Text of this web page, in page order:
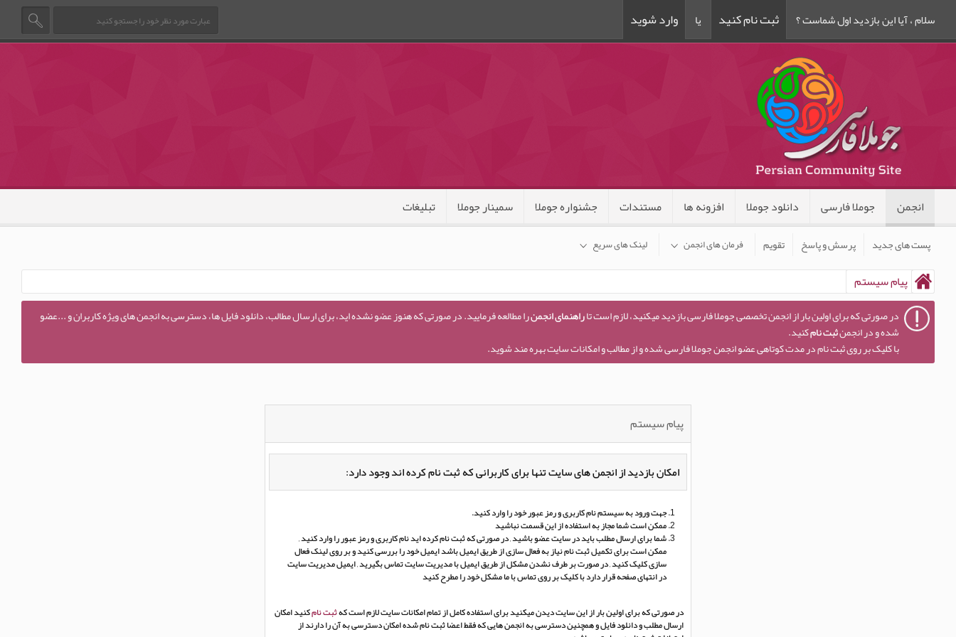
سلام ، آیا این بازدید اول شماست ؟ ثبت نام کنید یا وارد شوید
انجمن
پست های جدید پرسش و پاسخ تقویم فرمان های انجمن لینک های سریع
جوملا فارسی دانلود جوملا افزونه ها مستندات جشنواره جوملا سمینار جوملا تبلیغات
پیام سیستم
در صورتی که برای اولین بار از انجمن تخصصی جوملا فارسی بازدید میکنید، لازم است تاراهنمای انجمنرا مطالعه فرمایید. در صورتی که هنوز عضو نشده اید، برای ارسال مطالب، دانلود فایل ها، دسترسی به انجمن های ویژه کاربران و ...عضو
شده و در انجمنثبت نامکنید.
با کلیک بر روی ثبت نام در مدت کوتاهی عضو انجمن جوملا فارسی شده و از مطالب و امکانات سایت بهره مند شوید.
پیام سیستم
امکان بازدید از انجمن های سایت تنها برای کاربرانی که ثبت نام کرده اند وجود دارد:
جهت ورود به سیستم نام کاربری و رمز عبور خود را وارد کنید.
ممکن است شما مجاز به استفاده از این قسمت نباشید
شما برای ارسال مطلب باید در سایت عضو باشید , در صورتی که ثبت نام کرده اید نام کاربری و رمز عبور را وارد کنید ,
ممکن است برای تکمیل ثبت نام نیاز به فعال سازی از طریق ایمیل باشد ایمیل خود را بررسی کنید و بر روی لینک فعال
سازی کلیک کنید , در صورت بر طرف نشدن مشکل از طریق ایمیل با مدیریت سایت تماس بگیرید , ایمیل مدیریت سایت
در انتهای صفحه قرار دارد با کلیک بر روی تماس با ما مشکل خود را مطرح کنید
در صورتی که برای اولین بار از این سایت دیدن میکنید برای استفاده کامل از تمام امکانات سایت لازم است کهثبت نامکنید امکان
ارسال مطلب و دانلود فایل و همچنین دسترسی به انجمن هایی که فقط اعضا ثبت نام شده امکان دسترسی به آن را دارند از